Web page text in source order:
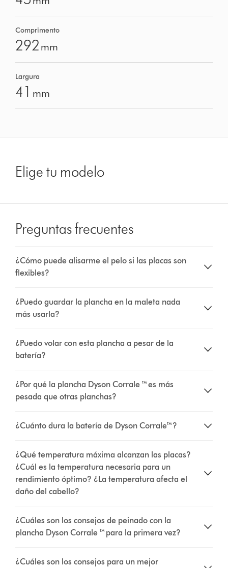
Comprimento
292 mm
Largura
41 mm
Elige tu modelo
Preguntas frecuentes
¿Cómo puede alisarme el pelo si las placas son
flexibles?
¿Puedo guardar la plancha en la maleta nada
más usarla?
¿Puedo volar con esta plancha a pesar de la
batería?
¿Por qué la plancha Dyson Corrale ™ es más
pesada que otras planchas?
¿Cuánto dura la batería de Dyson Corrale™?
¿Qué temperatura máxima alcanzan las placas?
¿Cuál es la temperatura necesaria para un
rendimiento óptimo? ¿La temperatura afecta el
daño del cabello?
¿Cuáles son los consejos de peinado con la
plancha Dyson Corrale ™ para la primera vez?
¿Cuáles son los consejos para un mejor